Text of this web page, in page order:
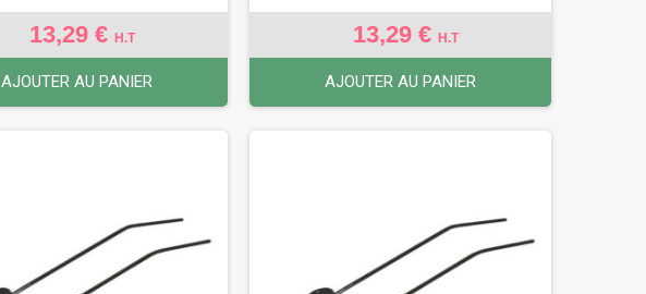
13,29 €H.T
AJOUTER AU PANIER
13,29 €H.T
AJOUTER AU PANIER